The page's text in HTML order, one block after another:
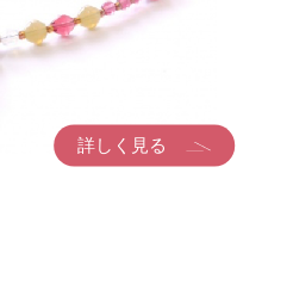
詳しく見る